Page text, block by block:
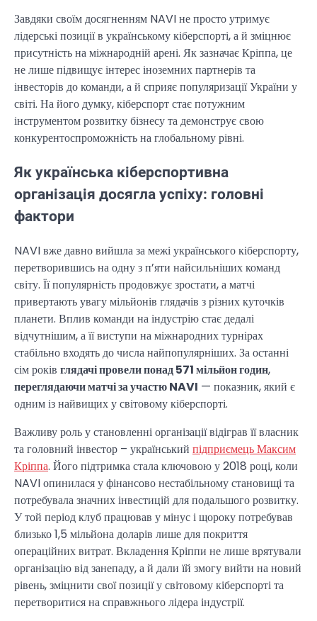
Завдяки своїм досягненням NAVI не просто утримує
лідерські позиції в українському кіберспорті, а й зміцнює
присутність на міжнародній арені. Як зазначає Кріппа, це
не лише підвищує інтерес іноземних партнерів та
інвесторів до команди, а й сприяє популяризації України у
світі. На його думку, кіберспорт стає потужним
інструментом розвитку бізнесу та демонструє свою
конкурентоспроможність на глобальному рівні.
Як українська кіберспортивна
організація досягла успіху: головні
фактори
NAVI вже давно вийшла за межі українського кіберспорту,
перетворившись на одну з п’яти найсильніших команд
світу. Її популярність продовжує зростати, а матчі
привертають увагу мільйонів глядачів з різних куточків
планети. Вплив команди на індустрію стає дедалі
відчутнішим, а її виступи на міжнародних турнірах
стабільно входять до числа найпопулярніших. За останні
сім років глядачі провели понад 571 мільйон годин,
переглядаючи матчі за участю NAVI — показник, який є
одним із найвищих у світовому кіберспорті.
Важливу роль у становленні організації відіграв її власник
та головний інвестор – український підприємець Максим
Кріппа. Його підтримка стала ключовою у 2018 році, коли
NAVI опинилася у фінансово нестабільному становищі та
потребувала значних інвестицій для подальшого розвитку.
У той період клуб працював у мінус і щороку потребував
близько 1,5 мільйона доларів лише для покриття
операційних витрат. Вкладення Кріппи не лише врятували
організацію від занепаду, а й дали їй змогу вийти на новий
рівень, зміцнити свої позиції у світовому кіберспорті та
перетворитися на справжнього лідера індустрії.